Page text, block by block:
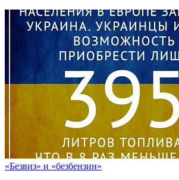
«Безвиз» и «безбензин»